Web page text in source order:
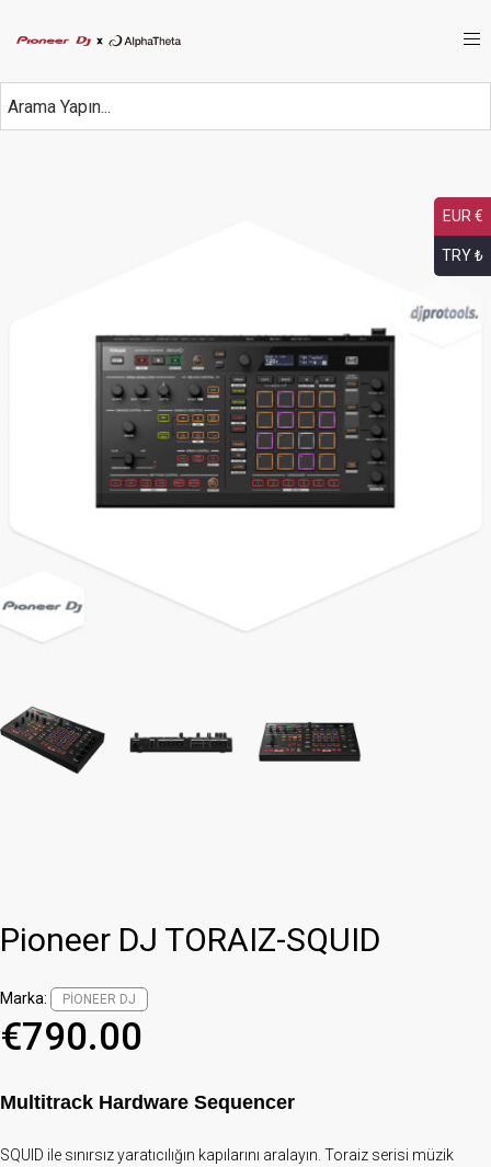
Pioneer DJ TORAIZ-SQUID
Marka: PIONEER DJ
€790.00
Multitrack Hardware Sequencer
SQUID ile sınırsız yaratıcılığın kapılarını aralayın. Toraiz serisi müzik
EUR €
TRY ₺